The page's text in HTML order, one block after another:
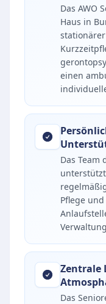
Das AWO
Haus in
einen
Das Team
Pflege
Zentrale
Das